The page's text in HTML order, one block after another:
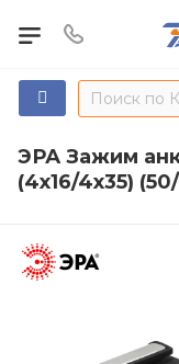
ЭРА Зажим
(4х16/4х35)